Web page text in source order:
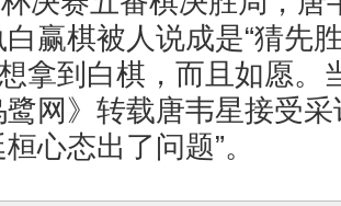
白赢棋被人说成是“猜先
拿到白棋，而且如愿。
鹭网》转载唐韦星接受
心态出了问题”。